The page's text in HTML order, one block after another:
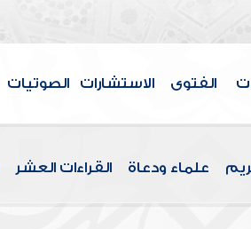
الفتوى الاستشارات الصوتيات
علماء ودعاة القراءات العشر